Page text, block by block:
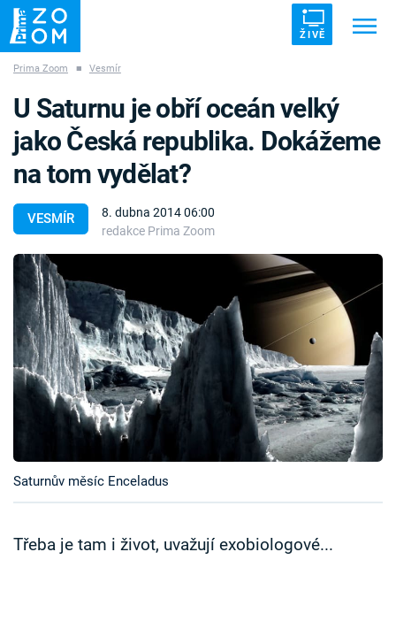
ŽIVĚ
ZÁHADY VETŘELCI DÁVNOVĚKU
Témata
Témata
Pořady
TV Program
Časopis
Sledujte prima+
Prima Zoom ■ Vesmír
VESMÍR
8. dubna 2014 06:00
redakce Prima Zoom
U Saturnu je obří oceán velký
jako Česká republika. Dokážeme
na tom vydělat?
Saturnův měsíc Enceladus
Třeba je tam i život, uvažují exobiologové...